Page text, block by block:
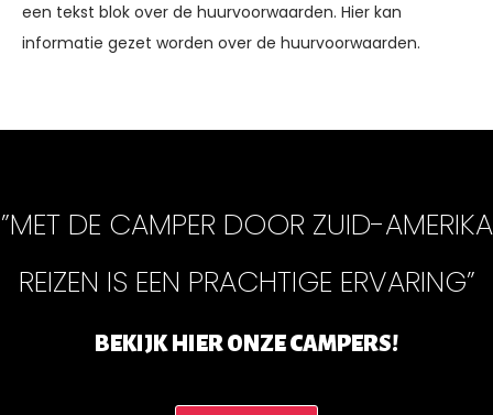
een tekst blok over de huurvoorwaarden. Hier kan
informatie gezet worden over de huurvoorwaarden.
”MET DE CAMPER DOOR ZUID-AMERIKA
REIZEN IS EEN PRACHTIGE ERVARING”
BEKIJK HIER ONZE CAMPERS!